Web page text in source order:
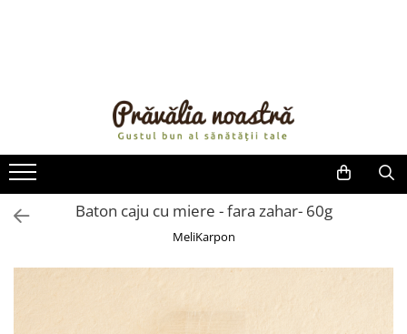
ULEIURI ȘI UNTURI
MĂSLINE
NUCI ȘI SEMINȚE
FRUCTE DESHIDRATATE
FRUCTE LA CONSERVĂ
Baton caju cu miere - fara zahar- 60g
MeliKarpon